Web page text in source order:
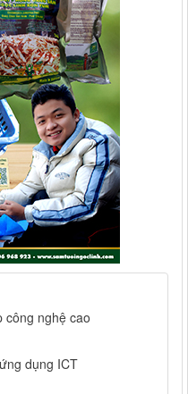
công nghệ cao
dụng ICT